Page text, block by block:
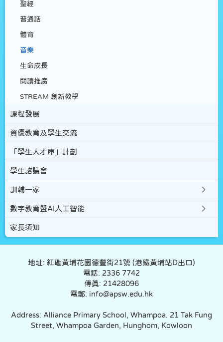
聖經
普通話
體育
音樂
生命成長
閲讀推廣
STREAM 創新教學
課程發展
資優教育及學生交流
「學生人才庫」計劃
學生諮議會
訓輔一家
數字教育暨AI人工智能
家長須知
地址: 紅磡黃埔花園德豐街21號 (港鐵黃埔站D出口)
電話: 2336 7742
傳真: 21428096
電郵: info@apsw.edu.hk
Address: Alliance Primary School, Whampoa. 21 Tak Fung
Street, Whampoa Garden, Hunghom, Kowloon